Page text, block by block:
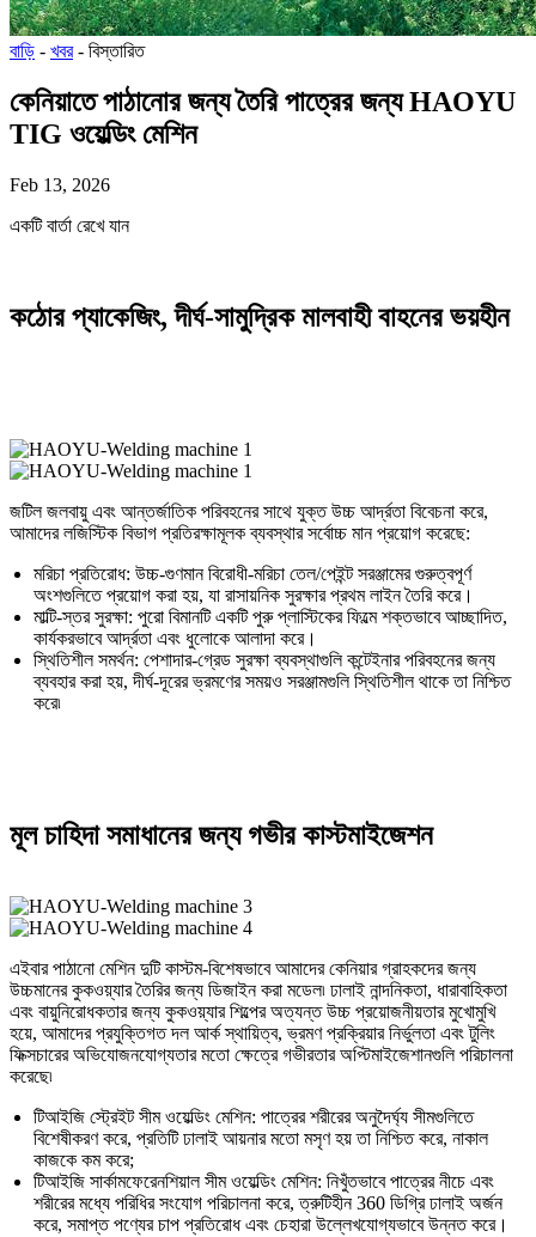
বাড়ি - খবর- বিস্তারিত
কেনিয়াতে পাঠানোর জন্য তৈরি পাত্রের জন্য HAOYU
TIG ওয়েল্ডিং মেশিন
Feb 13, 2026
একটি বার্তা রেখে যান
কঠোর প্যাকেজিং, দীর্ঘ-সামুদ্রিক মালবাহী বাহনের ভয়হীন
জটিল জলবায়ু এবং আন্তর্জাতিক পরিবহনের সাথে যুক্ত উচ্চ আর্দ্রতা বিবেচনা করে,
আমাদের লজিস্টিক বিভাগ প্রতিরক্ষামূলক ব্যবস্থার সর্বোচ্চ মান প্রয়োগ করেছে:
মরিচা প্রতিরোধ: উচ্চ-গুণমান বিরোধী-মরিচা তেল/পেইন্ট সরঞ্জামের গুরুত্বপূর্ণ
অংশগুলিতে প্রয়োগ করা হয়, যা রাসায়নিক সুরক্ষার প্রথম লাইন তৈরি করে।
মাল্টি-স্তর সুরক্ষা: পুরো বিমানটি একটি পুরু প্লাস্টিকের ফিল্মে শক্তভাবে আচ্ছাদিত,
কার্যকরভাবে আর্দ্রতা এবং ধুলোকে আলাদা করে।
স্থিতিশীল সমর্থন: পেশাদার-গ্রেড সুরক্ষা ব্যবস্থাগুলি কন্টেইনার পরিবহনের জন্য
ব্যবহার করা হয়, দীর্ঘ-দূরের ভ্রমণের সময়ও সরঞ্জামগুলি স্থিতিশীল থাকে তা নিশ্চিত
করে৷
মূল চাহিদা সমাধানের জন্য গভীর কাস্টমাইজেশন
এইবার পাঠানো মেশিন দুটি কাস্টম-বিশেষভাবে আমাদের কেনিয়ার গ্রাহকদের জন্য
উচ্চমানের কুকওয়্যার তৈরির জন্য ডিজাইন করা মডেল৷ ঢালাই নান্দনিকতা, ধারাবাহিকতা
এবং বায়ুনিরোধকতার জন্য কুকওয়্যার শিল্পের অত্যন্ত উচ্চ প্রয়োজনীয়তার মুখোমুখি
হয়ে, আমাদের প্রযুক্তিগত দল আর্ক স্থায়িত্ব, ভ্রমণ প্রক্রিয়ার নির্ভুলতা এবং টুলিং
ফিক্সচারের অভিযোজনযোগ্যতার মতো ক্ষেত্রে গভীরতার অপ্টিমাইজেশানগুলি পরিচালনা
করেছে৷
টিআইজি স্ট্রেইট সীম ওয়েল্ডিং মেশিন: পাত্রের শরীরের অনুদৈর্ঘ্য সীমগুলিতে
বিশেষীকরণ করে, প্রতিটি ঢালাই আয়নার মতো মসৃণ হয় তা নিশ্চিত করে, নাকাল
কাজকে কম করে;
টিআইজি সার্কামফেরেনশিয়াল সীম ওয়েল্ডিং মেশিন: নিখুঁতভাবে পাত্রের নীচে এবং
শরীরের মধ্যে পরিধির সংযোগ পরিচালনা করে, ত্রুটিহীন 360 ডিগ্রি ঢালাই অর্জন
করে, সমাপ্ত পণ্যের চাপ প্রতিরোধ এবং চেহারা উল্লেখযোগ্যভাবে উন্নত করে।